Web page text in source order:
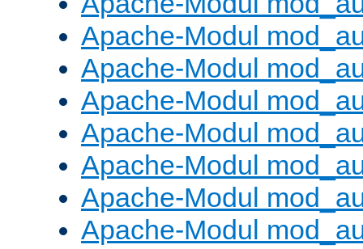
Apache-Modul
Apache-Modul
Apache-Modul
Apache-Modul
Apache-Modul
Apache-Modul
Apache-Modul